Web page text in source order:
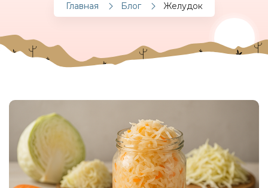
Главная Блог Желудок